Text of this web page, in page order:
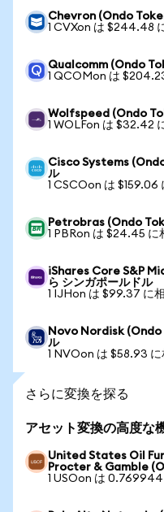
Chevron (Ondo
1 CVXon は $244.48
Qualcomm (Ondo
1 QCOMon は
Wolfspeed (Ondo
1 WOLFon は $32.42
Cisco Systems
ル
1 CSCOon は $159.06
Petrobras (Ondo
1 PBRon は $24.45 に
iShares Core S&P
ら シンガポールドル
1 IJHon は $99.37 に
Novo Nordisk (Ondo
ル
1 NVOon は $58.93 に
さらに変換を探る
アセット変換の高度な
United States Oil
Procter & Gamble
1 USOon は 0.769944